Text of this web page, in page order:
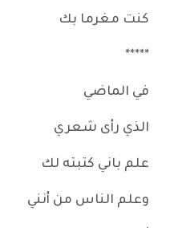
كنت مغرما بك
*****
في الماضي
الذي رأى شعري
علم باني كتبته لك
وعلم الناس من أنني